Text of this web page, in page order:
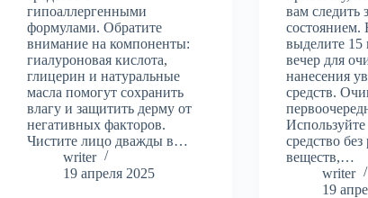
гипоаллергенными
формулами. Обратите
внимание на компоненты:
гиалуроновая кислота,
глицерин и натуральные
масла помогут сохранить
влагу и защитить дерму от
негативных факторов.
Чистите лицо дважды в…
writer
19 апреля 2025
вам следить
состоянием.
выделите
вечер для
нанесения
средств.
Используйте
средство
веществ,…
writer
19